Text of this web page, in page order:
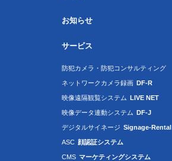
お知らせ
サービス
防犯カメラ・防犯コンサルティング
ネットワークカメラ録画 DF-R
映像遠隔観覧システム LIVE NET
映像データ連動システム DF-J
デジタルサイネージ Signage-Rental
ASC 顔認証システム
CMS マーケティングシステム